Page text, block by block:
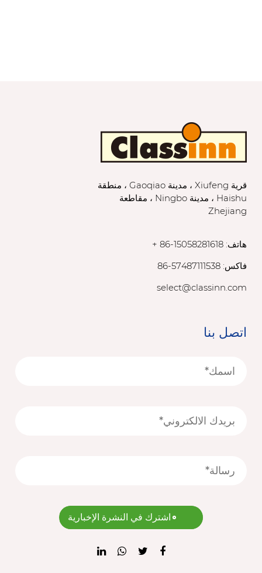
قرية Xiufeng ، مدينة Gaoqiao ، منطقة
Haishu ، مدينة Ningbo ، مقاطعة
Zhejiang
هاتف: 15058281618-86 +
فاكس: 57487111538-86
select@classinn.com
اتصل بنا
اشترك في النشرة الإخبارية